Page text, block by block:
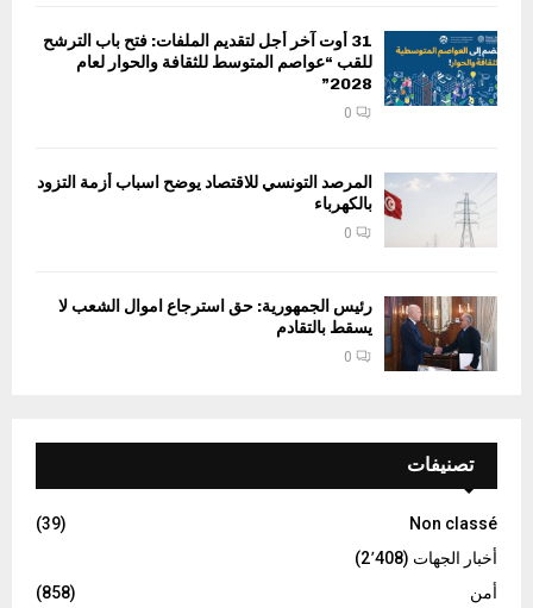
31 أوت آخر أجل لتقديم الملفات: فتح باب الترشح
للقب “عواصم المتوسط للثقافة والحوار لعام
2028”
0
المرصد التونسي للاقتصاد يوضح اسباب أزمة التزود
بالكهرباء
0
رئيس الجمهورية: حق استرجاع اموال الشعب لا
يسقط بالتقادم
0
تصنيفات
Non classé
(39)
أخبار الجهات (2٬408)
أمن
(858)